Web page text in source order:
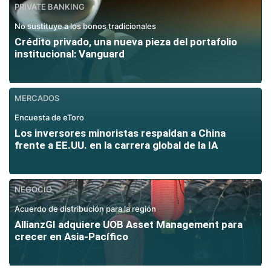
PRIVATE BANKING
No sustituye a los bonos tradicionales
Crédito privado, una nueva pieza del portafolio
institucional: Vanguard
MERCADOS
Encuesta de eToro
Los inversores minoristas respaldan a China
frente a EE.UU. en la carrera global de la IA
NEGOCIO
Acuerdo de distribución para la región
AllianzGI adquiere UOB Asset Management para
crecer en Asia-Pacífico